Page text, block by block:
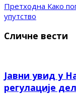
Претходна Како
упутство
Сличне вести
Јавни увид у
регулације